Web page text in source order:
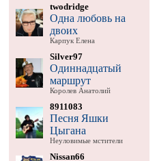
twodridge
Одна любовь на
двоих
Карпук Елена
Silver97
Одиннадцатый
маршрут
Королев Анатолий
8911083
Песня Яшки
Цыгана
Неуловимые мстители
Nissan66